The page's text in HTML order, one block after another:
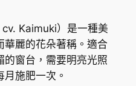
Kaimuki）是一種美
華麗的花朵著稱。適合
的窗台，需要明亮光照
施肥一次。